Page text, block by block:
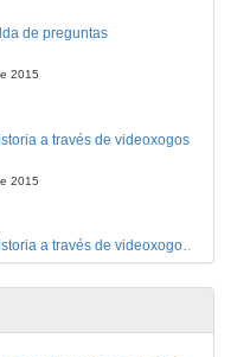
de preguntas
2015
a través de videoxogos
2015
Estudar Historia a través de videoxogos. Rolda de preguntas
2015